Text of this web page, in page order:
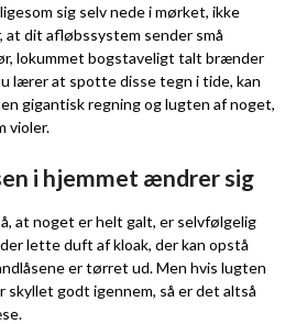
sig selv nede i mørket, ikke
at dit afløbssystem sender små
lokummet bogstaveligt talt brænder
lærer at spotte disse tegn i tide, kan
gigantisk regning og lugten af noget,
violer.
i hjemmet ændrer sig
at noget er helt galt, er selvfølgelig
lette duft af kloak, der kan opstå
er tørret ud. Men hvis lugten
skyllet godt igennem, så er det altså